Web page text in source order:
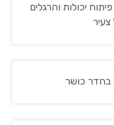
יכולות והרגלים
צעיר
בחדר כושר